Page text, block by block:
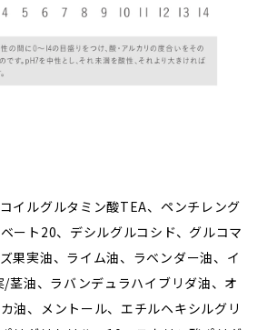
イルグルタミン酸TEA、ペンチレング
ート20、デシルグルコシド、グルコマ
果実油、ライム油、ラベンダー油、イ
茎油、ラバンデュラハイブリダ油、オ
油、メントール、エチルヘキシルグリ